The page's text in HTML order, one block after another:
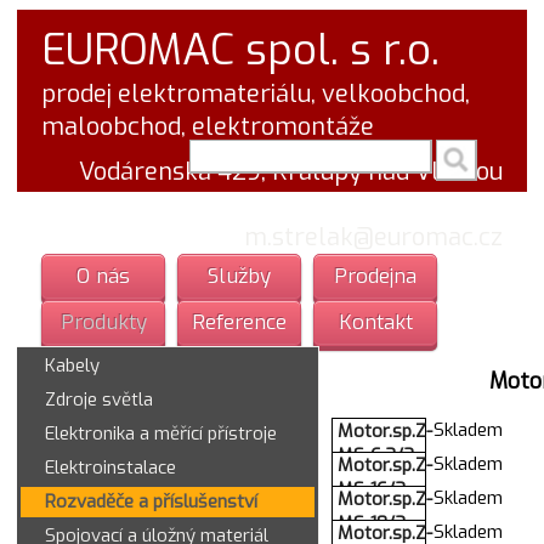
EUROMAC spol. s r.o.
prodej elektromateriálu, velkoobchod,
maloobchod, elektromontáže
Vodárenská 429, Kralupy nad Vltavou
O nás Služby
Prodejna
Produkty
Reference Kontakt
Kabely
Zdroje světla
Elektronika a měřící přístroje
Elektroinstalace
Rozvaděče a příslušenství
Spojovací a úložný materiál
Motor.sp.Z-
MS-6,3/3
4,0-6,3
248410
Moel.
Skladem
Motor.sp.Z-
MS-16/3
10,0-16,0
248412
Skladem
Motor.sp.Z-
MS-10/3
Skladem
Motor.sp.Z-Skladem